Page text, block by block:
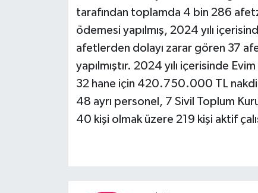
tarafından toplamda 4 bin 286
ödemesi yapılmış, 2024 yılı
afetlerden dolayı zarar gören 37
yapılmıştır. 2024 yılı içerisinde
32 hane için 420.750.000 TL nakdi
48 ayrı personel, 7 Sivil Toplum
40 kişi olmak üzere 219 kişi aktif